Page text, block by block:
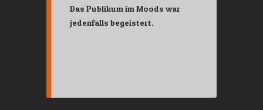
Das Publikum im Moods war
jedenfalls begeistert.